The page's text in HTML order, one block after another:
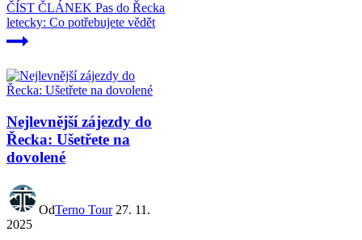
ČÍST ČLÁNEK Pas do Řecka
letecky: Co potřebujete vědět
Nejlevnější zájezdy do
Řecka: Ušetřete na
dovolené
OdTerno Tour 27. 11.
2025